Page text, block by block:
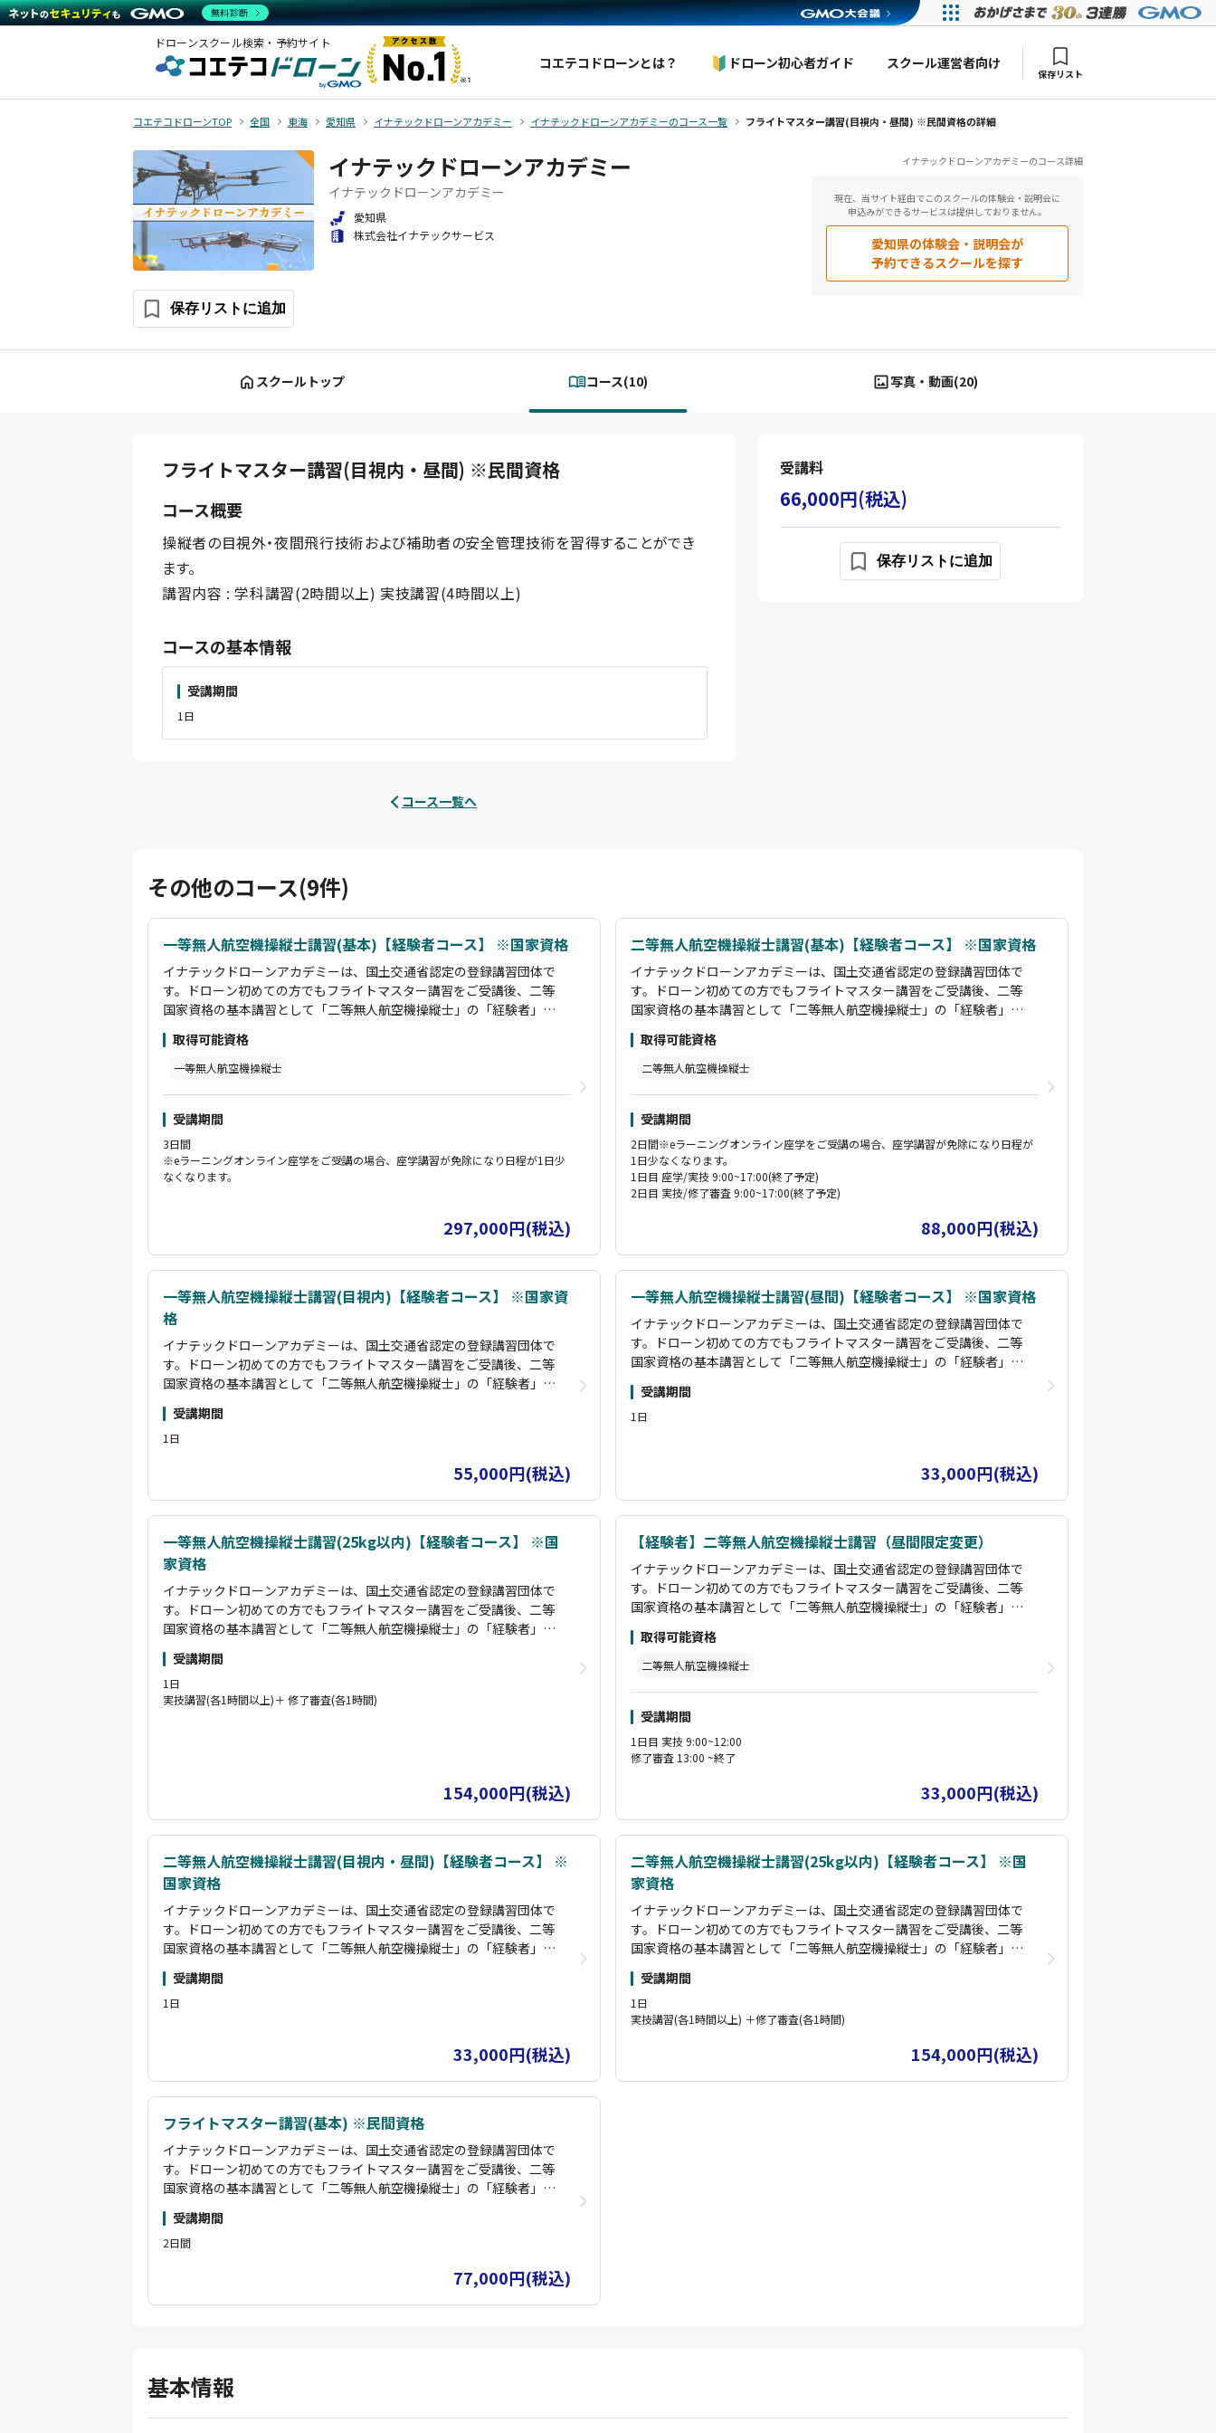
ドローンスクール検索・予約サイト
コエテコドローンとは？ ドローン初心者ガイド スクール運営者向け
保存リスト
コエテコドローンTOP 全国 東海 愛知県 イナテックドローンアカデミー イナテックドローンアカデミーのコース一覧 フライトマスター講習(目視内・昼間) ※民間資格の詳細
イナテックドローンアカデミー
イナテックドローンアカデミー
愛知県
株式会社イナテックサービス
保存リストに追加
イナテックドローンアカデミーのコース詳細
現在、当サイト経由でこのスクールの体験会・説明会に
申込みができるサービスは提供しておりません。
愛知県の体験会・説明会が
予約できるスクールを探す
スクールトップ コース(10) 写真・動画(20)
フライトマスター講習(目視内・昼間) ※民間資格
コース概要
操縦者の目視外・夜間飛行技術および補助者の安全管理技術を習得することができ
ます。
講習内容 : 学科講習(2時間以上) 実技講習(4時間以上)
コースの基本情報
受講期間
1日
コース一覧へ
受講料
66,000円(税込)
保存リストに追加
その他のコース(9件)
一等無人航空機操縦士講習(基本)【経験者コース】 ※国家資格
イナテックドローンアカデミーは、国土交通省認定の登録講習団体で
す。ドローン初めての方でもフライトマスター講習をご受講後、二等
国家資格の基本講習として「二等無人航空機操縦士」の「経験者」コ
ース、限定変更講習として「夜間/目視外」飛行コースを設けており
ます。これらの講習を受講していただくことにより、指定試験機関の
実地試験を免除することが可能です。
の許可申請をすべて行い撮影をし動画編集まで実施できるインストラ
クターです。また産業用ドローンを用いた測量スキルも持っておりま
す。受講生に寄り添い、困りごとはすぐに対応できます。
取得可能資格
一等無人航空機操縦士
受講期間
3日間
※eラーニングオンライン座学をご受講の場合、座学講習が免除になり日程が1日少
なくなります。
297,000円(税込)
二等無人航空機操縦士講習(基本)【経験者コース】 ※国家資格
イナテックドローンアカデミーは、国土交通省認定の登録講習団体で
す。ドローン初めての方でもフライトマスター講習をご受講後、二等
国家資格の基本講習として「二等無人航空機操縦士」の「経験者」コ
ース、限定変更講習として「夜間/目視外」飛行コースを設けており
ます。これらの講習を受講していただくことにより、指定試験機関の
実地試験を免除することが可能です。
の許可申請をすべて行い撮影をし動画編集まで実施できるインストラ
クターです。また産業用ドローンを用いた測量スキルも持っておりま
す。受講生に寄り添い、困りごとはすぐに対応できます。
取得可能資格
二等無人航空機操縦士
受講期間
2日間※eラーニングオンライン座学をご受講の場合、座学講習が免除になり日程が
1日少なくなります。
1日目 座学/実技 9:00~17:00(終了予定)
2日目 実技/修了審査 9:00~17:00(終了予定)
88,000円(税込)
一等無人航空機操縦士講習(目視内)【経験者コース】 ※国家資
格
イナテックドローンアカデミーは、国土交通省認定の登録講習団体で
す。ドローン初めての方でもフライトマスター講習をご受講後、二等
国家資格の基本講習として「二等無人航空機操縦士」の「経験者」コ
ース、限定変更講習として「夜間/目視外」飛行コースを設けており
ます。これらの講習を受講していただくことにより、指定試験機関の
実地試験を免除することが可能です。
観光PR動画制作やイベント上空での撮影の経験を持っており、各所
の許可申請をすべて行い撮影をし動画編集まで実施できるインストラ
クターです。また産業用ドローンを用いた測量スキルも持っておりま
す。受講生に寄り添い、困りごとはすぐに対応できます。
受講期間
1日
55,000円(税込)
一等無人航空機操縦士講習(昼間)【経験者コース】 ※国家資格
イナテックドローンアカデミーは、国土交通省認定の登録講習団体で
す。ドローン初めての方でもフライトマスター講習をご受講後、二等
国家資格の基本講習として「二等無人航空機操縦士」の「経験者」コ
ース、限定変更講習として「夜間/目視外」飛行コースを設けており
ます。これらの講習を受講していただくことにより、指定試験機関の
実地試験を免除することが可能です。
の許可申請をすべて行い撮影をし動画編集まで実施できるインストラ
す。受講生に寄り添い、困りごとはすぐに対応できます。
受講期間
1日
33,000円(税込)
一等無人航空機操縦士講習(25kg以内)【経験者コース】 ※国
家資格
イナテックドローンアカデミーは、国土交通省認定の登録講習団体で
す。ドローン初めての方でもフライトマスター講習をご受講後、二等
国家資格の基本講習として「二等無人航空機操縦士」の「経験者」コ
ース、限定変更講習として「夜間/目視外」飛行コースを設けており
ます。これらの講習を受講していただくことにより、指定試験機関の
実地試験を免除することが可能です。
二等無人航空機操縦士資格取得者のインストラクターが指導します。
受講期間
1日
実技講習(各1時間以上)＋ 修了審査(各1時間)
154,000円(税込)
【経験者】二等無人航空機操縦士講習（昼間限定変更）
イナテックドローンアカデミーは、国土交通省認定の登録講習団体で
す。ドローン初めての方でもフライトマスター講習をご受講後、二等
国家資格の基本講習として「二等無人航空機操縦士」の「経験者」コ
ース、限定変更講習として「夜間/目視外」飛行コースを設けており
ます。これらの講習を受講していただくことにより、指定試験機関の
実地試験を免除することが可能です。
の許可申請をすべて行い撮影をし動画編集まで実施できるインストラ
クターです。また産業用ドローンを用いた測量スキルも持っておりま
す。受講生に寄り添い、困りごとはすぐに対応できます。
取得可能資格
二等無人航空機操縦士
受講期間
1日目 実技 9:00~12:00
修了審査 13:00 ~終了
33,000円(税込)
二等無人航空機操縦士講習(目視内・昼間)【経験者コース】 ※
国家資格
イナテックドローンアカデミーは、国土交通省認定の登録講習団体で
す。ドローン初めての方でもフライトマスター講習をご受講後、二等
国家資格の基本講習として「二等無人航空機操縦士」の「経験者」コ
ース、限定変更講習として「夜間/目視外」飛行コースを設けており
ます。これらの講習を受講していただくことにより、指定試験機関の
実地試験を免除することが可能です。
観光PR動画制作やイベント上空での撮影の経験を持っており、各所
の許可申請をすべて行い撮影をし動画編集まで実施できるインストラ
クターです。また産業用ドローンを用いた測量スキルも持っておりま
す。受講生に寄り添い、困りごとはすぐに対応できます。
受講期間
1日
33,000円(税込)
二等無人航空機操縦士講習(25kg以内)【経験者コース】 ※国
家資格
イナテックドローンアカデミーは、国土交通省認定の登録講習団体で
す。ドローン初めての方でもフライトマスター講習をご受講後、二等
国家資格の基本講習として「二等無人航空機操縦士」の「経験者」コ
ース、限定変更講習として「夜間/目視外」飛行コースを設けており
ます。これらの講習を受講していただくことにより、指定試験機関の
実地試験を免除することが可能です。
二等無人航空機操縦士資格取得者のインストラクターが指導します。
観光PR動画制作やイベント上空での撮影の経験を持っており、各所
の許可申請をすべて行い撮影をし動画編集まで実施できるインストラ
クターです。また産業用ドローンを用いた測量スキルも持っておりま
受講期間
1日
実技講習(各1時間以上) ＋修了審査(各1時間)
154,000円(税込)
フライトマスター講習(基本) ※民間資格
イナテックドローンアカデミーは、国土交通省認定の登録講習団体で
す。ドローン初めての方でもフライトマスター講習をご受講後、二等
国家資格の基本講習として「二等無人航空機操縦士」の「経験者」コ
ース、限定変更講習として「夜間/目視外」飛行コースを設けており
ます。これらの講習を受講していただくことにより、指定試験機関の
実地試験を免除することが可能です。
観光PR動画制作やイベント上空での撮影の経験を持っており、各所
の許可申請をすべて行い撮影をし動画編集まで実施できるインストラ
受講期間
2日間
77,000円(税込)
基本情報
無料診断